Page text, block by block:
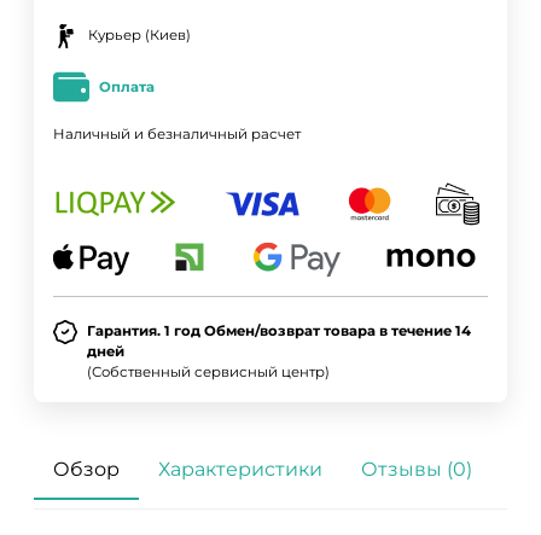
Курьер (Киев)
Оплата
Наличный и безналичный расчет
Гарантия. 1 год Обмен/возврат товара в течение 14
дней
(Собственный сервисный центр)
Обзор Характеристики Отзывы (0)